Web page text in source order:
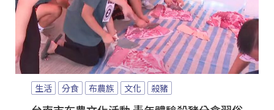
生活 分食 布農族 文化 殺豬